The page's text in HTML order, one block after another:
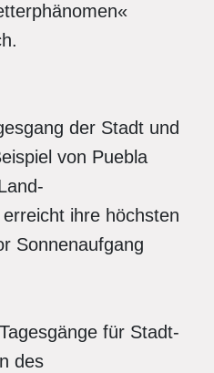
der Stadt und
von Puebla
ihre höchsten
Sonnenaufgang
für Stadt-
des